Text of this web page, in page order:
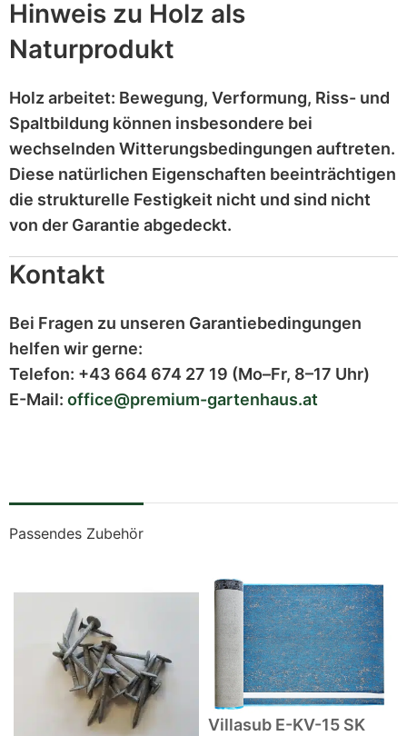
Hinweis zu Holz als
Naturprodukt
Holz arbeitet: Bewegung, Verformung, Riss- und
Spaltbildung können insbesondere bei
wechselnden Witterungsbedingungen auftreten.
Diese natürlichen Eigenschaften beeinträchtigen
die strukturelle Festigkeit nicht und sind nicht
von der Garantie abgedeckt.
Kontakt
Bei Fragen zu unseren Garantiebedingungen
helfen wir gerne:
Telefon: +43 664 674 27 19 (Mo–Fr, 8–17 Uhr)
E-Mail: office@premium-gartenhaus.at
Passendes Zubehör
Villasub E-KV-15 SK